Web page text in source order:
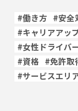
#働き方 #安全
#キャリアアッ
#女性ドライバ
#資格 #免許取
#サービスエリ